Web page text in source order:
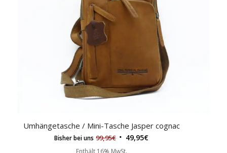
Umhängetasche / Mini-Tasche Jasper cognac
Bisher bei uns 99,95€ 49,95€
Enthält 16% MwSt.